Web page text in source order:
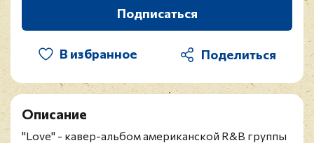
Подписаться
В избранное
Описание
"Love" - кавер-альбом американской R&B группы